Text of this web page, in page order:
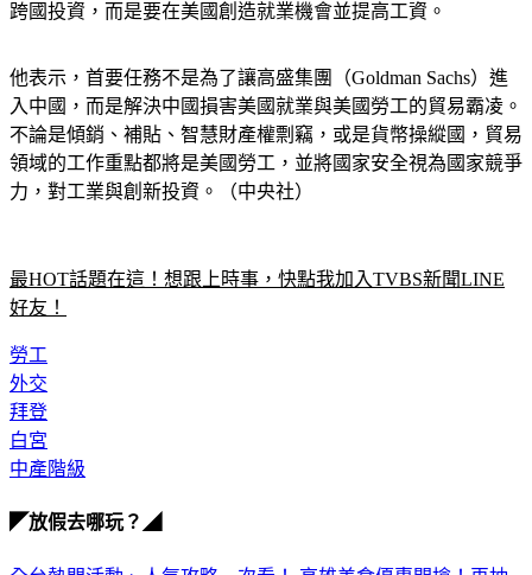
跨國投資，而是要在美國創造就業機會並提高工資。
他表示，首要任務不是為了讓高盛集團（Goldman Sachs）進
入中國，而是解決中國損害美國就業與美國勞工的貿易霸凌。
不論是傾銷、補貼、智慧財產權剽竊，或是貨幣操縱國，貿易
領域的工作重點都將是美國勞工，並將國家安全視為國家競爭
力，對工業與創新投資。（中央社）
最HOT話題在這！想跟上時事，快點我加入TVBS新聞LINE
好友！
勞工
外交
拜登
白宮
中產階級
◤放假去哪玩？◢